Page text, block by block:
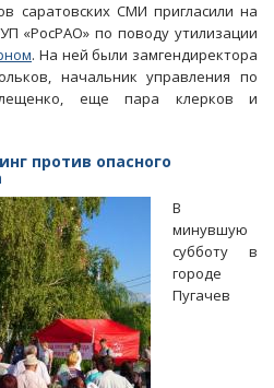
саратовских СМИ пригласили на
«РосРАО» по поводу утилизации
. На ней были замгендиректора
начальник управления по
еще пара клерков и
против опасного
В
минувшую
субботу в
городе
Пугачев